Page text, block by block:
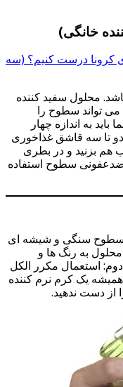
خانگی)
محلول سفید کننده
تواند سطوح را
به اندازه چهار
تا سه قاشق غذاخوری
هم بزنید و در بطری
ضدعفونی سطوح استفاده
سطوح سنگی و شیشه ای
به رنگ ها و
استعمال مکرر الکل
یک کرم نرم کننده
از دست ندهید.